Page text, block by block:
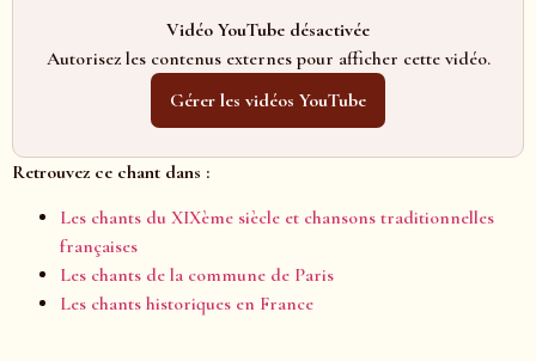
Vidéo YouTube désactivée
Autorisez les contenus externes pour afficher cette vidéo.
Gérer les vidéos YouTube
Retrouvez ce chant dans :
Les chants du XIXème siècle et chansons traditionnelles
françaises
Les chants de la commune de Paris
Les chants historiques en France